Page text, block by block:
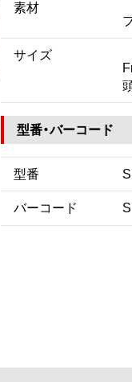
素材
サイズ
型番・バーコード
型番
バーコード